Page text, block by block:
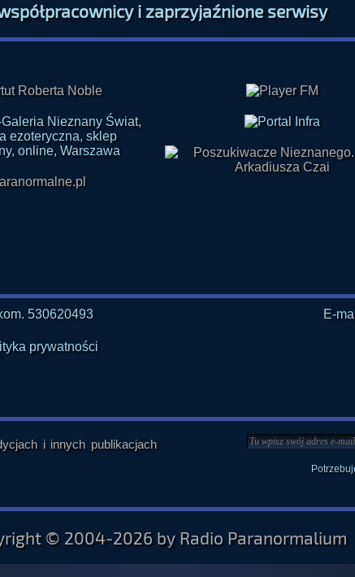
i zaprzyjaźnione serwisy
530620493 E-
prywatności
i innych publikacjach
© 2004-2026 by Radio Paranormalium